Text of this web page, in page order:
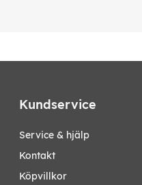
Kundservice
Service & hjälp
Kontakt
Köpvillkor